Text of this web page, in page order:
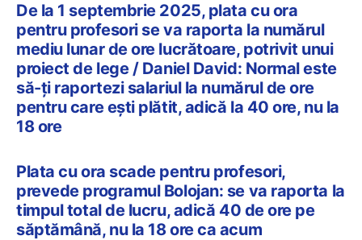
De la 1 septembrie 2025, plata cu ora
pentru profesori se va raporta la numărul
mediu lunar de ore lucrătoare, potrivit unui
proiect de lege / Daniel David: Normal este
să-ți raportezi salariul la numărul de ore
pentru care ești plătit, adică la 40 ore, nu la
18 ore
Plata cu ora scade pentru profesori,
prevede programul Bolojan: se va raporta la
timpul total de lucru, adică 40 de ore pe
săptămână, nu la 18 ore ca acum